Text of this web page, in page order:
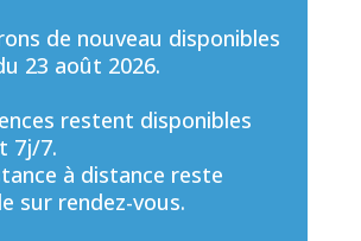
de nouveau disponibles
23 août 2026.
restent disponibles
7j/7.
à distance reste
sur rendez-vous.